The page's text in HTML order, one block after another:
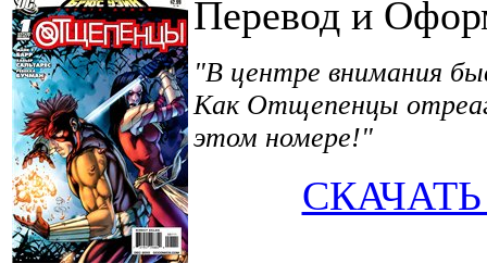
Перевод и
"В центре внимания
Как Отщепенцы
этом номере!"